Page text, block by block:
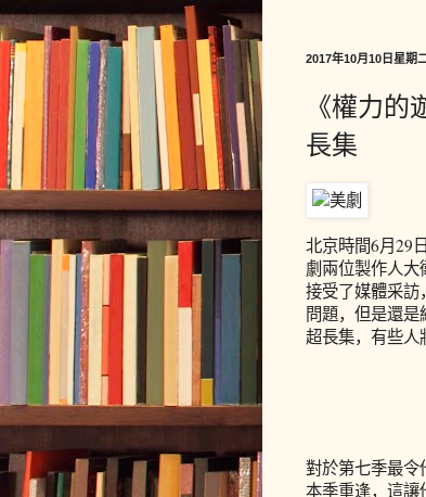
2017年10月10日星期
《權力
長集
北京時間6月29
劇兩位製作人大
接受了媒體采訪
問題，但是還
超長集，有些人
對於第七季最令
本季重逢，這讓